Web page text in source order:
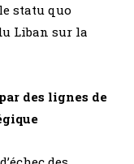
statu quo
Liban sur la
des lignes de